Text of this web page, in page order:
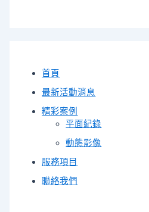
首頁
最新活動消息
精彩案例
平面紀錄
動態影像
服務項目
聯絡我們